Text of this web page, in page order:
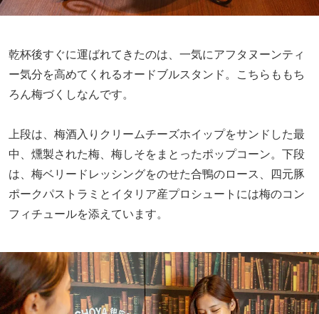
乾杯後すぐに運ばれてきたのは、一気にアフタヌーンティ
ー気分を高めてくれるオードブルスタンド。こちらももち
ろん梅づくしなんです。
上段は、梅酒入りクリームチーズホイップをサンドした最
中、燻製された梅、梅しそをまとったポップコーン。下段
は、梅ベリードレッシングをのせた合鴨のロース、四元豚
ポークパストラミとイタリア産プロシュートには梅のコン
フィチュールを添えています。